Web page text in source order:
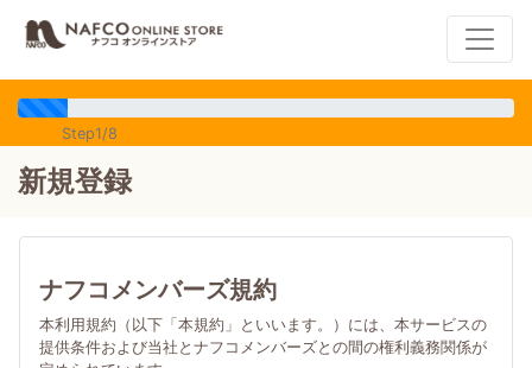
Step1/8
新規登録
ナフコメンバーズ規約
本利用規約（以下「本規約」といいます。）には、本サービスの
提供条件および当社とナフコメンバーズとの間の権利義務関係が